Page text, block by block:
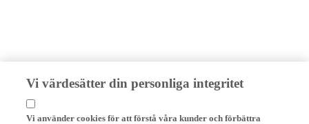
Vi värdesätter din personliga integritet
Vi använder cookies för att förstå våra kunder och förbättra